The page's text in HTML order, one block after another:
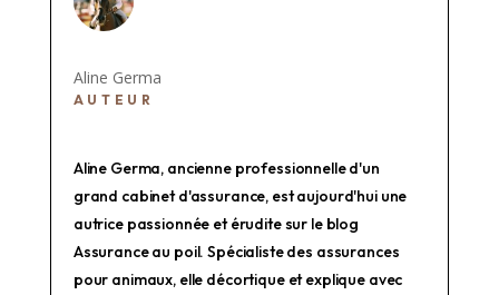
Aline Germa
AUTEUR
Aline Germa, ancienne professionnelle d'un
grand cabinet d'assurance, est aujourd'hui une
autrice passionnée et érudite sur le blog
Assurance au poil. Spécialiste des assurances
pour animaux, elle décortique et explique avec